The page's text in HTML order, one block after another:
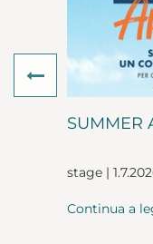
SUMMER
stage |
Continua a
Previous